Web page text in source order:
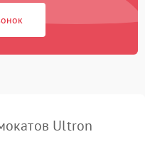
Ultron